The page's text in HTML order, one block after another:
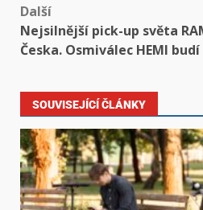
Další
Nejsilnější pick-up světa
Česka. Osmiválec HEMI
SOUVISEJÍCÍ ČLÁNKY